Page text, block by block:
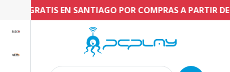
GRATIS EN SANTIAGO POR COMPRAS A PARTIR DE